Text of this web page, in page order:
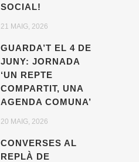
SOCIAL!
21 MAIG, 2026
GUARDA’T EL 4 DE
JUNY: JORNADA
‘UN REPTE
COMPARTIT, UNA
AGENDA COMUNA’
20 MAIG, 2026
CONVERSES AL
REPLÀ DE